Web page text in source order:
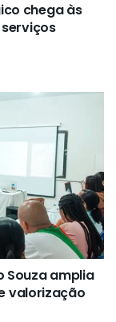
chega às
Souza amplia
valorização